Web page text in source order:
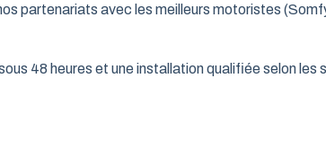
partenariats avec les meilleurs motoristes
48 heures et une installation qualifiée selon les